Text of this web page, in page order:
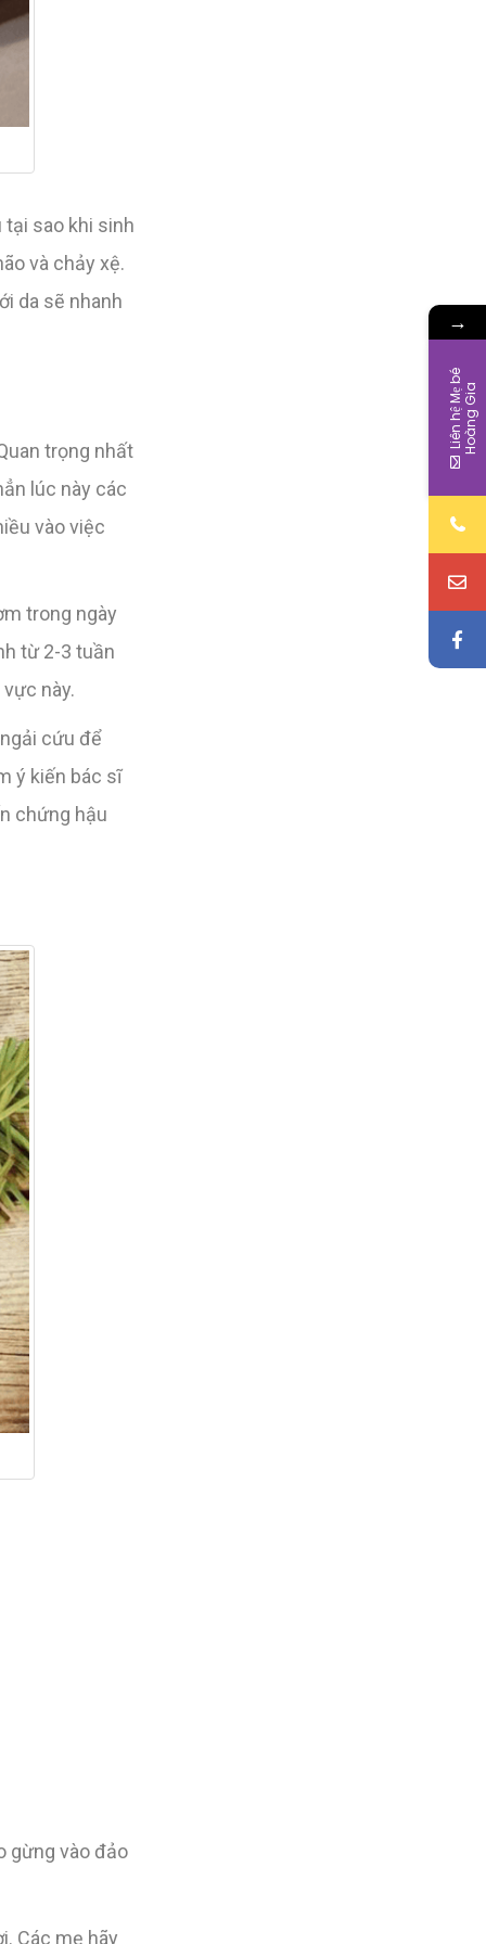
tại sao khi sinh
và chảy xệ.
da sẽ nhanh
trọng nhất
lúc này các
vào việc
trong ngày
từ 2-3 tuần
này.
cứu để
ý kiến bác sĩ
chứng hậu
gừng vào đảo
Các mẹ hãy
→
L
i
ê
n
h
ệ
M
ẹ
b
é
H
o
à
n
g
G
ia